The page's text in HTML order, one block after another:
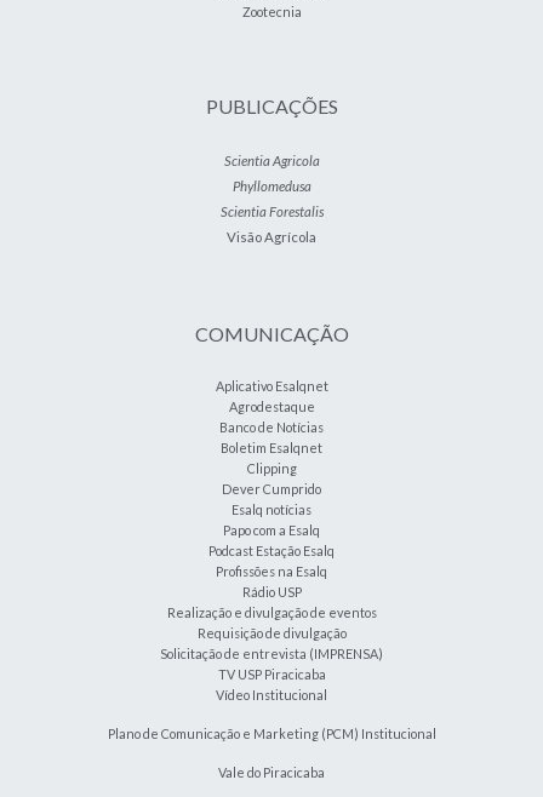
Zootecnia
PUBLICAÇÕES
Scientia Agricola
Phyllomedusa
Scientia Forestalis
Visão Agrícola
COMUNICAÇÃO
Aplicativo Esalqnet
Agrodestaque
Banco de Notícias
Boletim Esalqnet
Clipping
Dever Cumprido
Esalq notícias
Papo com a Esalq
Podcast Estação Esalq
Profissões na Esalq
Rádio USP
Realização e divulgação de eventos
Requisição de divulgação
Solicitação de entrevista (IMPRENSA)
TV USP Piracicaba
Vídeo Institucional
Plano de Comunicação e Marketing (PCM) Institucional
Vale do Piracicaba